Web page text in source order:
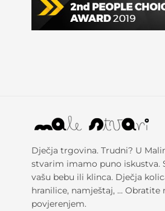
Dječja trgovina. Trudni? U
stvarim imamo puno iskustva.
vašu bebu ili klinca. Dječja
hranilice, namještaj, … Obratite
povjerenjem.